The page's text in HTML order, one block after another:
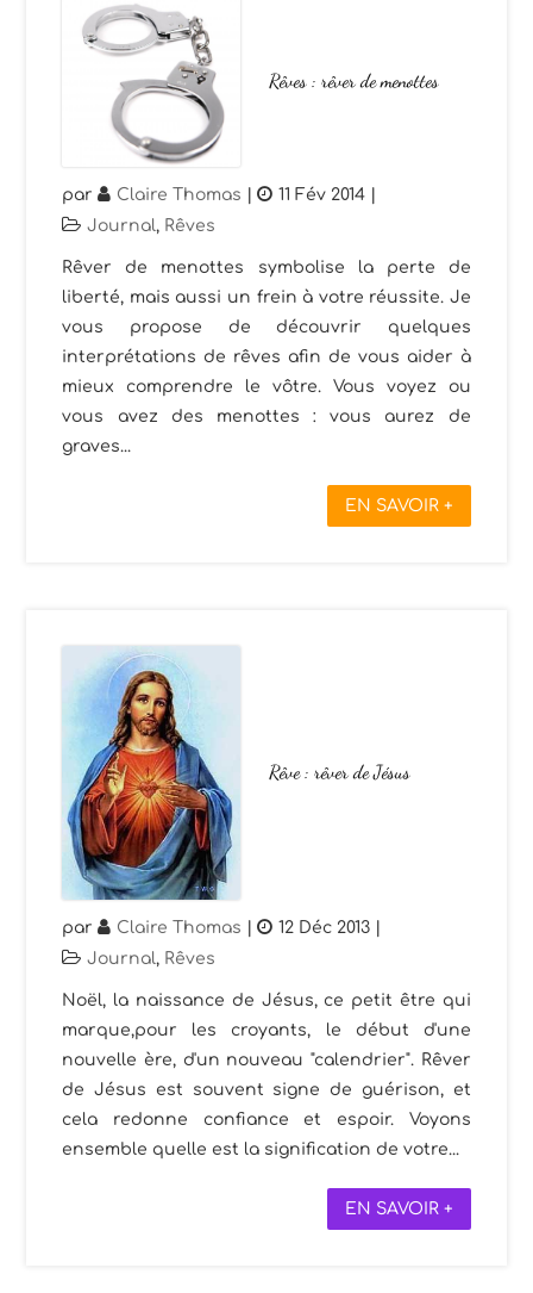
Rêves : rêver de menottes
par Claire Thomas | 11 Fév 2014
Journal, Rêves
Rêver de menottes symbolise la perte de
liberté, mais aussi un frein à votre réussite. Je
vous propose de découvrir quelques
interprétations de rêves afin de vous aider à
mieux comprendre le vôtre. Vous voyez ou
vous avez des menottes : vous aurez de
graves...
EN SAVOIR +
Rêve : rêver de Jésus
par Claire Thomas | 12 Déc 2013
Journal, Rêves
Noël, la naissance de Jésus, ce petit être qui
marque,pour les croyants, le début d'une
nouvelle ère, d'un nouveau "calendrier". Rêver
de Jésus est souvent signe de guérison, et
cela redonne confiance et espoir. Voyons
ensemble quelle est la signification de votre...
EN SAVOIR +